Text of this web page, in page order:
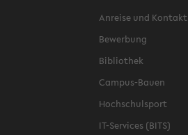
Anreise und Kontakt
Bewerbung
Bibliothek
Campus-Bauen
Hochschulsport
IT-Services (BITS)